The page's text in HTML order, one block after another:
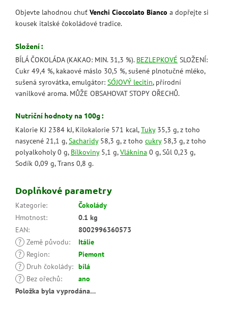
Objevte lahodnou chuť Venchi Cioccolato Bianco a dopřejte si
kousek italské čokoládové tradice.
Složení :
BÍLÁ ČOKOLÁDA (KAKAO: MIN. 31,3 %). BEZLEPKOVÉ SLOŽENÍ:
Cukr 49,4 %, kakaové máslo 30,5 %, sušené plnotučné mléko,
sušená syrovátka, emulgátor: SÓJOVÝ lecitin, přírodní
vanilkové aroma. MŮŽE OBSAHOVAT STOPY OŘECHŮ.
Nutriční hodnoty na 100g :
Kalorie KJ 2384 kJ, Kilokalorie 571 kcal,Tuky35,3 g, z toho
nasycené 21,1 g, Sacharidy58,3 g, z toho cukry58,3 g, z toho
polyalkoholy 0 g, Bílkoviny5,1 g,Vláknina 0 g, Sůl 0,23 g,
Sodík 0,09 g, Trans 0,8 g.
Doplňkové parametry
Kategorie:
Čokolády
Hmotnost:
0.1 kg
EAN:
8002996360573
? Země původu:
Itálie
?
Region:
Piemont
?
Druh čokolády: bílá
?
Bez ořechů:
ano
Položka byla vyprodána…